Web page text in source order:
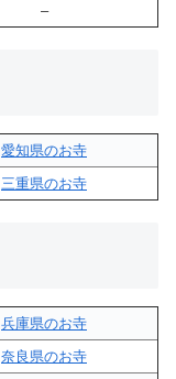
–
愛知県のお寺
三重県のお寺
兵庫県のお寺
奈良県のお寺